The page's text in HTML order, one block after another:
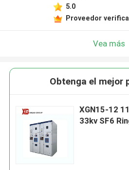
5.0
Proveedor
Vea más
Obtenga el mejor
XGN15-12
33kv SF6